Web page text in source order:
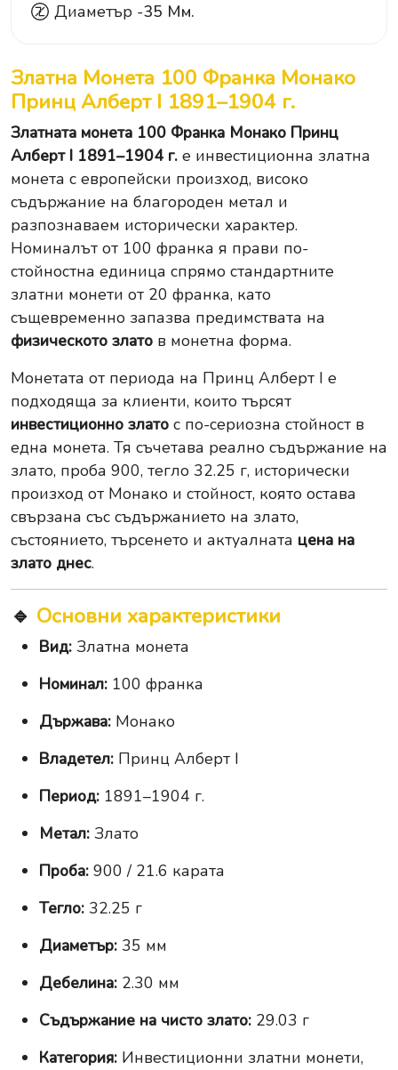
Диаметър -35 Мм.
Златна Монета 100 Франка Монако
Принц Алберт I 1891–1904 г.
Златната монета 100 Франка Монако Принц
Алберт I 1891–1904 г. е инвестиционна златна
монета с европейски произход, високо
съдържание на благороден метал и
разпознаваем исторически характер.
Номиналът от 100 франка я прави по-
стойностна единица спрямо стандартните
златни монети от 20 франка, като
същевременно запазва предимствата на
физическото злато в монетна форма.
Монетата от периода на Принц Алберт I е
подходяща за клиенти, които търсят
инвестиционно злато с по-сериозна стойност в
една монета. Тя съчетава реално съдържание на
злато, проба 900, тегло 32.25 г, исторически
произход от Монако и стойност, която остава
свързана със съдържанието на злато,
състоянието, търсенето и актуалната цена на
злато днес.
🔹 Основни характеристики
Вид: Златна монета
Номинал: 100 франка
Държава: Монако
Владетел: Принц Алберт I
Период: 1891–1904 г.
Метал: Злато
Проба: 900 / 21.6 карата
Тегло: 32.25 г
Диаметър: 35 мм
Дебелина: 2.30 мм
Съдържание на чисто злато: 29.03 г
Категория: Инвестиционни златни монети,